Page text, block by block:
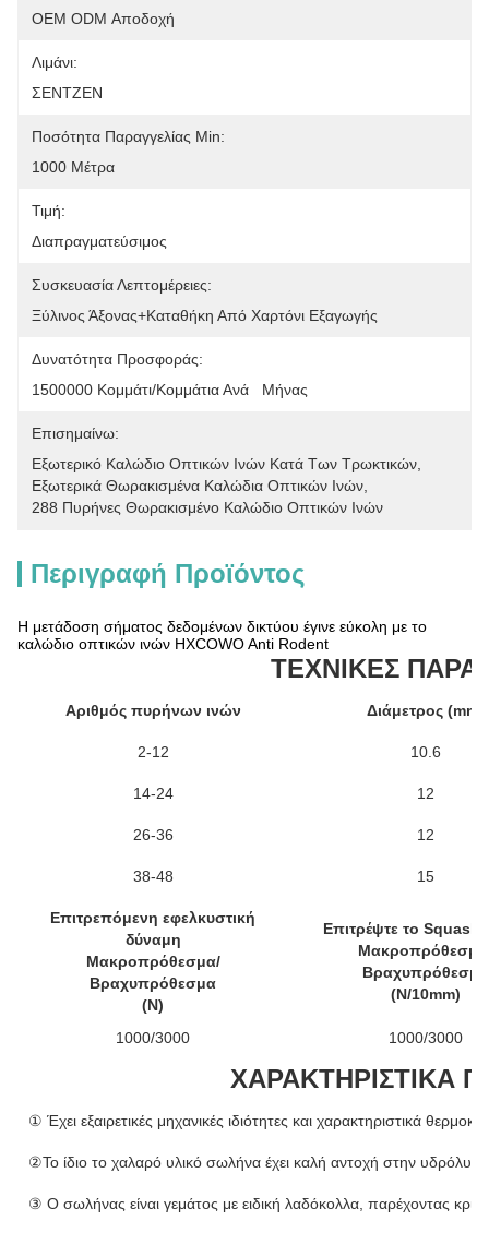
OEM ODM Αποδοχή
Λιμάνι:
ΣΕΝΤΖΕΝ
Ποσότητα Παραγγελίας Min:
1000 Μέτρα
Τιμή:
Διαπραγματεύσιμος
Συσκευασία Λεπτομέρειες:
Ξύλινος Άξονας+Καταθήκη Από Χαρτόνι Εξαγωγής
Δυνατότητα Προσφοράς:
1500000 Κομμάτι/κομμάτια Ανά   Μήνας
Επισημαίνω:
Εξωτερικό Καλώδιο Οπτικών Ινών Κατά Των Τρωκτικών
Εξωτερικά Θωρακισμένα Καλώδια Οπτικών Ινών
288 Πυρήνες Θωρακισμένο Καλώδιο Οπτικών Ινών
Περιγραφή Προϊόντος
Η μετάδοση σήματος δεδομένων δικτύου έγινε εύκολη με το
καλώδιο οπτικών ινών HXCOWO Anti Rodent
ΤΕΧΝΙΚΕΣ
Αριθμός πυρήνων ινών Διάμετρος (mm)
2-12 10.6
14-24 12
26-36 12
38-48 15
Επιτρεπόμενη εφελκυστική
δύναμη
Μακροπρόθεσμα/
Βραχυπρόθεσμα
(Ν)
Επιτρέψτε το Squash
Βραχυπρόθεσμα
(N/10mm)
1000/3000 1000/3000
ΧΑΡΑΚΤΗΡΙΣΤΙΚΑ
① Έχει εξαιρετικές μηχανικές ιδιότητες και χαρακτηριστικά
②Το ίδιο το χαλαρό υλικό σωλήνα έχει καλή αντοχή στην
③ Ο σωλήνας είναι γεμάτος με ειδική λαδόκολλα, παρέχοντας